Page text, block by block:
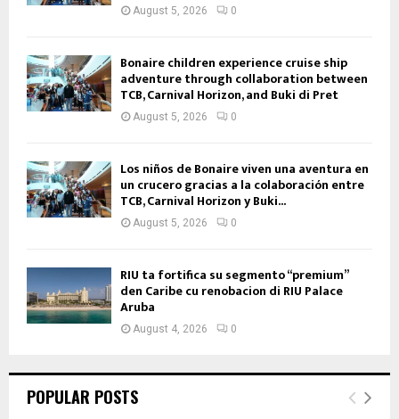
August 5, 2026 0
Bonaire children experience cruise ship
adventure through collaboration between
TCB, Carnival Horizon, and Buki di Pret
August 5, 2026 0
Los niños de Bonaire viven una aventura en
un crucero gracias a la colaboración entre
TCB, Carnival Horizon y Buki...
August 5, 2026 0
RIU ta fortifica su segmento “premium”
den Caribe cu renobacion di RIU Palace
Aruba
August 4, 2026 0
POPULAR POSTS